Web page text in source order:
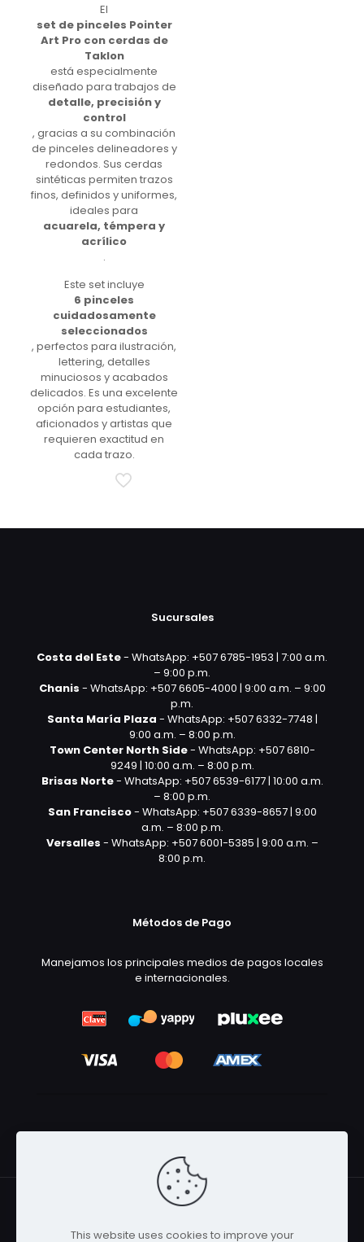
El
set de pinceles Pointer
Art Pro con cerdas de
Taklon
está especialmente
diseñado para trabajos de
detalle, precisión y
control
, gracias a su combinación
de pinceles delineadores y
redondos. Sus cerdas
sintéticas permiten trazos
finos, definidos y uniformes,
ideales para
acuarela, témpera y
acrílico
.
Este set incluye
6 pinceles
cuidadosamente
seleccionados
, perfectos para ilustración,
lettering, detalles
minuciosos y acabados
delicados. Es una excelente
opción para estudiantes,
aficionados y artistas que
requieren exactitud en
cada trazo.
Sucursales
Costa del Este- WhatsApp: +507 6785-1953 | 7:00 a.m.
– 9:00 p.m.
Chanis - WhatsApp: +507 6605-4000 | 9:00 a.m. – 9:00
p.m.
Santa María Plaza - WhatsApp: +507 6332-7748 |
9:00 a.m. – 8:00 p.m.
Town Center North Side- WhatsApp: +507 6810-
9249 | 10:00 a.m. – 8:00 p.m.
Brisas Norte- WhatsApp: +507 6539-6177 | 10:00 a.m.
– 8:00 p.m.
San Francisco- WhatsApp: +507 6339-8657 | 9:00
a.m. – 8:00 p.m.
Versalles - WhatsApp: +507 6001-5385 | 9:00 a.m. –
8:00 p.m.
Métodos de Pago
Manejamos los principales medios de pagos locales
e internacionales.
This website uses cookies to improve your